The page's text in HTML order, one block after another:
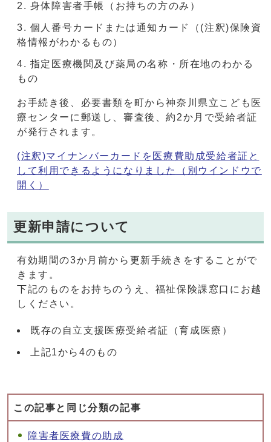
身体障害者手帳（お持ちの方のみ）
個人番号カードまたは通知カード（(注釈)保険資
格情報がわかるもの）
指定医療機関及び薬局の名称・所在地のわかる
もの
お手続き後、必要書類を町から神奈川県立こども医
療センターに郵送し、審査後、約2か月で受給者証
が発行されます。
(注釈)マイナンバーカードを医療費助成受給者証と
して利用できるようになりました
（別ウインドウで
開く）
更新申請について
有効期間の3か月前から更新手続きをすることがで
きます。
下記のものをお持ちのうえ、福祉保険課窓口にお越
しください。
既存の自立支援医療受給者証（育成医療）
上記1から4のもの
この記事と同じ分類の記事
障害者医療費の助成